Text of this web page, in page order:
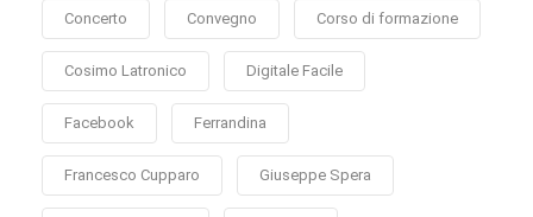
Concerto Convegno Corso di formazione
Cosimo Latronico Digitale Facile
Facebook Ferrandina
Francesco Cupparo Giuseppe Spera